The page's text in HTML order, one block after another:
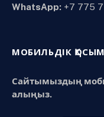
WhatsApp: +7 775
МОБИЛЬДІК
Сайтымыздың
алыңыз.